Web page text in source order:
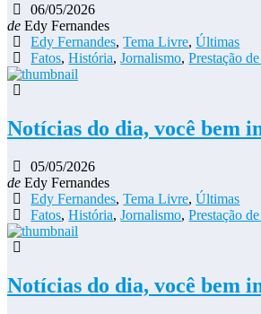
06/05/2026
de Edy Fernandes
Edy Fernandes,Tema Livre,Últimas
Fatos,História,Jornalismo,Prestação
Notícias do dia, você bem
05/05/2026
de Edy Fernandes
Edy Fernandes,Tema Livre,Últimas
Fatos,História,Jornalismo,Prestação
Notícias do dia, você bem